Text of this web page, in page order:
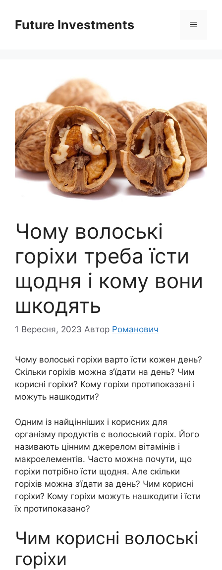
вмістуFuture Investments Меню
Чому волоські
горіхи треба їсти
щодня і кому вони
шкодять
1 Вересня, 2023 Автор Романович
Чому волоські горіхи варто їсти кожен день?
Скільки горіхів можна з’їдати на день? Чим
корисні горіхи? Кому горіхи протипоказані і
можуть нашкодити?
Одним із найцінніших і корисних для
організму продуктів є волоський горіх. Його
називають цінним джерелом вітамінів і
макроелементів. Часто можна почути, що
горіхи потрібно їсти щодня. Але скільки
горіхів можна з’їдати за день? Чим корисні
горіхи? Кому горіхи можуть нашкодити і їсти
їх протипоказано?
Чим корисні волоські
горіхи